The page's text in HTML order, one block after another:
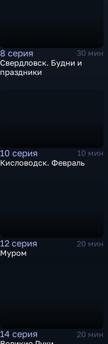
8 серия
30 мин
Свердловск. Будни и
праздники
10 серия
10 мин
Кисловодск. Февраль
12 серия
20 мин
Муром
14 серия
20 мин